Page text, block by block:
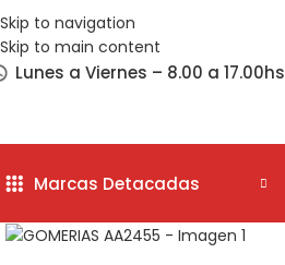
Skip to navigation
Skip to main content
Lunes a Viernes – 8.00 a 17.00hs
Marcas Detacadas